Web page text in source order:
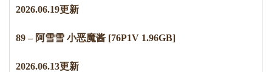
2026.06.19更新
89 – 阿雪雪 小恶魔酱 [76P1V 1.96GB]
2026.06.13更新